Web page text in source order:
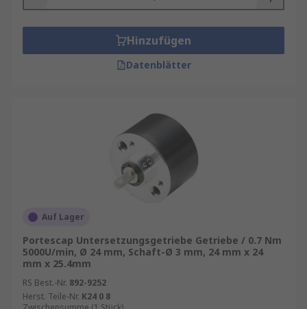
Hinzufügen
Datenblätter
Auf Lager
Portescap Untersetzungsgetriebe Getriebe / 0.7 Nm
5000U/min, Ø 24 mm, Schaft-Ø 3 mm, 24 mm x 24
mm x 25.4mm
RS Best.-Nr. 892-9252
Herst. Teile-Nr. K24 0 8